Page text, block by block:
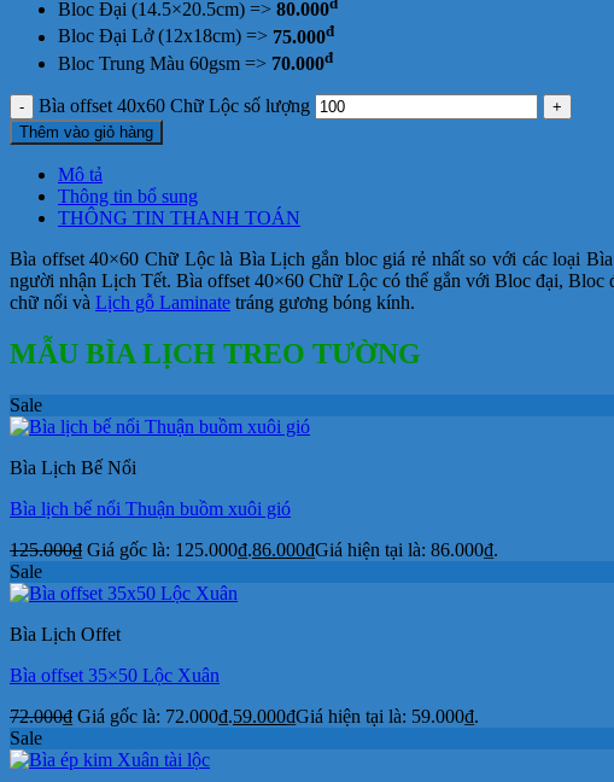
Bloc Đại (14.5×20.5cm) => 80.000
Bloc Đại Lở (12x18cm) => 75.000đ
Bloc Trung Màu 60gsm => 70.000đ
Bìa offset 40x60 Chữ Lộc số lượng
Thêm vào giỏ hàng
Mô tả
Thông tin bổ sung
THÔNG TIN THANH TOÁN
Bìa offset 40×60 Chữ Lộc là Bìa Lịch gắn bloc giá rẻ nhất so với các loại
người nhận Lịch Tết. Bìa offset 40×60 Chữ Lộc có thể gắn với Bloc đại,
chữ nổi và Lịch gỗ Laminate tráng gương bóng kính.
MẪU BÌA LỊCH TREO TƯỜNG
Sale
Bìa Lịch Bế Nổi
Bìa lịch bế nổi Thuận buồm xuôi gió
125.000₫ Giá gốc là: 125.000₫.86.000₫Giá hiện tại là: 86.000₫.
Sale
Bìa Lịch Offet
Bìa offset 35×50 Lộc Xuân
72.000₫ Giá gốc là: 72.000₫.59.000₫Giá hiện tại là: 59.000₫.
Sale